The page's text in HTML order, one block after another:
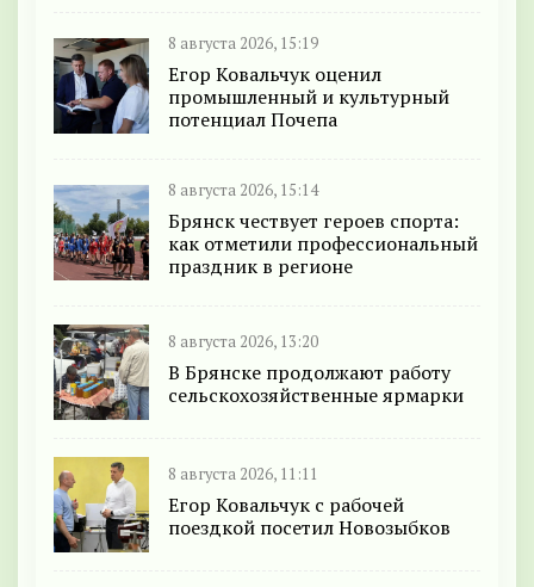
8 августа 2026, 15:19
Егор Ковальчук оценил
промышленный и культурный
потенциал Почепа
8 августа 2026, 15:14
Брянск чествует героев спорта:
как отметили профессиональный
праздник в регионе
8 августа 2026, 13:20
В Брянске продолжают работу
сельскохозяйственные ярмарки
8 августа 2026, 11:11
Егор Ковальчук с рабочей
поездкой посетил Новозыбков